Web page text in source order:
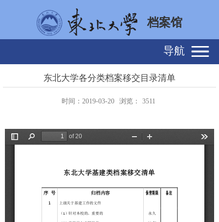
档案馆
导航
东北大学各分类档案移交目录清单
时间：2019-03-20 浏览： 3511